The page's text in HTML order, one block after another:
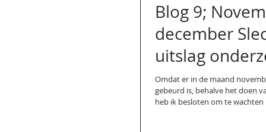
Blog 9; November
december Slechte
uitslag
kersteditie...;)
Omdat er in de maand
gebeurd is, behalve het doen
heb ik besloten om te wachten